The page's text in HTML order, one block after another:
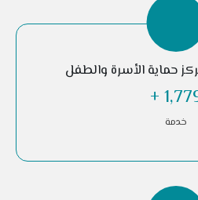
حماية الأسرة والطفل
+
خدمة